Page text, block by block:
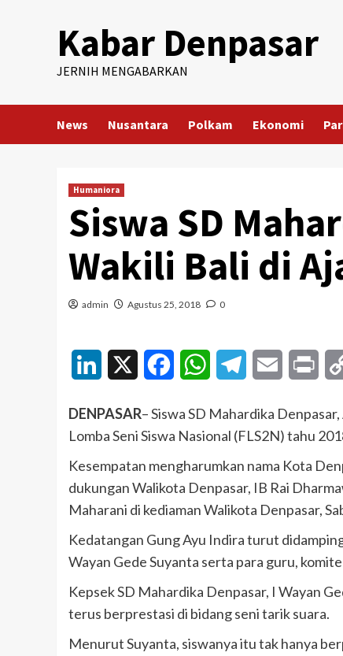
Kabar Denpasar
JERNIH MENGABARKAN
News Nusantara Polkam Ekonomi
Humaniora
Siswa SD
Wakili Bali di
admin Agustus 25, 2018 0
LinkedIn FacebookWhatsAppTelegramEmail
DENPASAR– Siswa SD Mahardika
Lomba Seni Siswa Nasional (FLS2N) tahu
Kesempatan mengharumkan nama Kota
dukungan Walikota Denpasar, IB Rai
Maharani di kediaman Walikota Denpasar,
Kedatangan Gung Ayu Indira turut
Wayan Gede Suyanta serta para guru,
Kepsek SD Mahardika Denpasar, I Wayan
terus berprestasi di bidang seni tarik suara.
Menurut Suyanta, siswanya itu tak hanya